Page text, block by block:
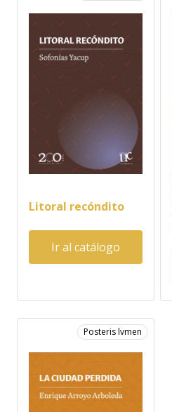
Litoral recóndito
Ir al catálogo
Posteris lvmen